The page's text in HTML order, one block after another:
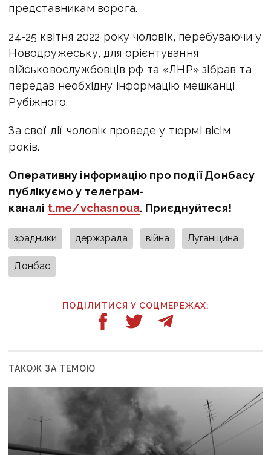
представникам ворога.
24-25 квітня 2022 року чоловік, перебуваючи у
Новодружеську, для орієнтування
військовослужбовців рф та «ЛНР» зібрав та
передав необхідну інформацію мешканці
Рубіжного.
За свої дії чоловік проведе у тюрмі вісім
років.
Оперативну інформацію про події Донбасу
публікуємо у телеграм-
каналі t.me/vchasnoua. Приєднуйтеся!
зрадники держзрада війна Луганщина
Донбас
ПОДІЛИТИСЯ У СОЦМЕРЕЖАХ:
ТАКОЖ ЗА ТЕМОЮ